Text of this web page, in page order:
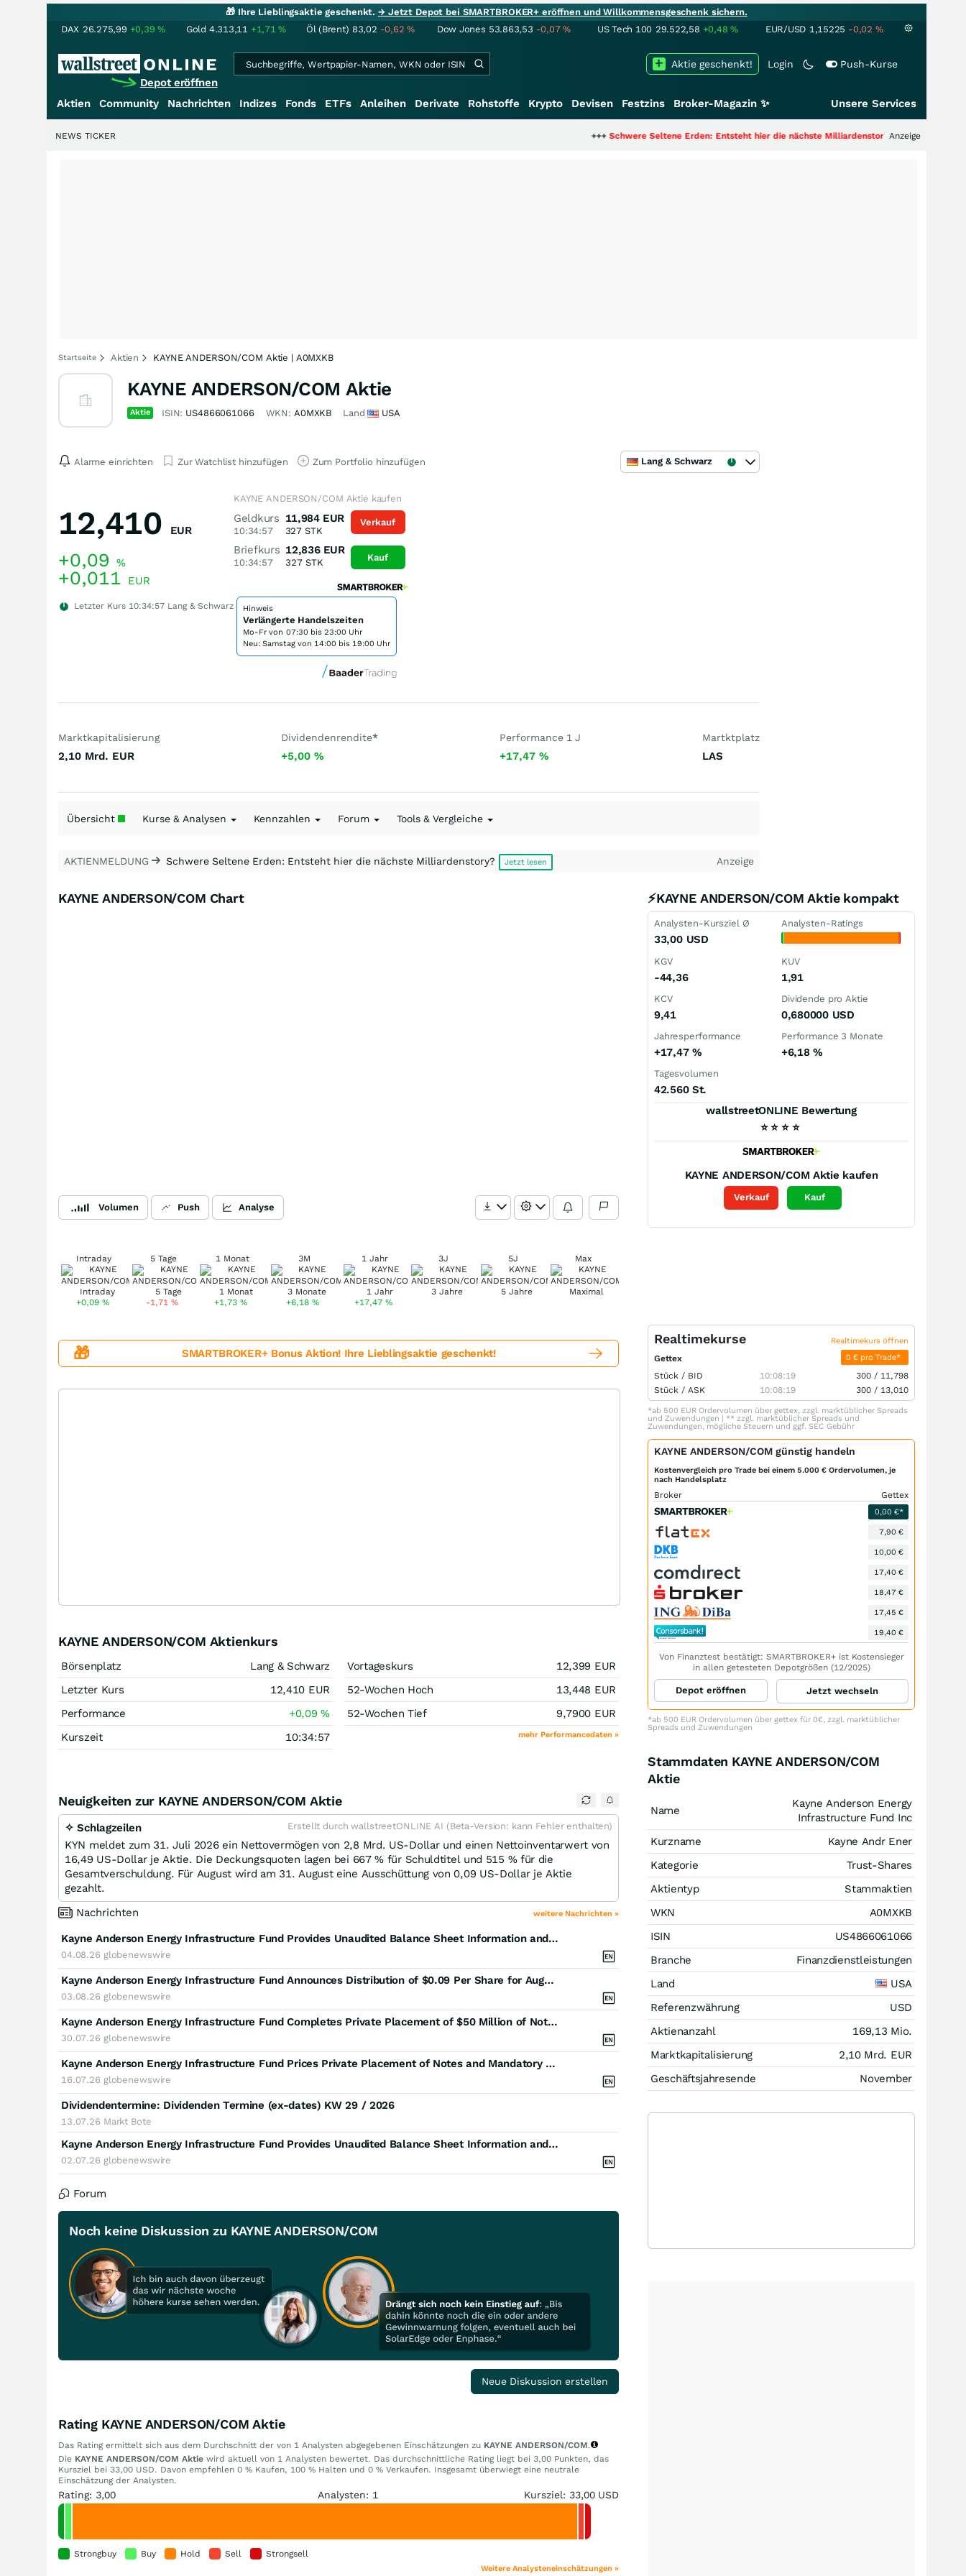
🎁 Ihre Lieblingsaktie geschenkt.→ Jetzt Depot bei SMARTBROKER+ eröffnen und Willkommensgeschenk sichern.
DAX 26.275,99 +0,39% Gold 4.313,11 +1,71% Öl (Brent) 83,02 -0,62% Dow Jones 53.863,53 -0,07% US Tech 100 29.522,58 +0,48% EUR/USD 1,15225 -0,02 %
Depot eröffnen
Login Push-Kurse
Aktie geschenkt!
Aktien Community Nachrichten Indizes Fonds ETFs Anleihen Derivate Rohstoffe Krypto Devisen Festzins Broker-Magazin ✨ Unsere Services
Schwere Seltene Erden: Entsteht hier die nächste Milliardenstory?+++ Anzeige
NEWS TICKER
Startseite Aktien KAYNE ANDERSON/COM Aktie | A0MXKB
KAYNE ANDERSON/COM Aktie
Aktie ISIN: US4866061066 WKN: A0MXKB Land USA
Alarme einrichten Zur Watchlist hinzufügen Zum Portfolio hinzufügen Lang & Schwarz
12,410 EUR
+0,09 %
+0,011 EUR
Letzter Kurs 10:34:57 Lang & Schwarz
KAYNE ANDERSON/COM Aktie kaufen
Geldkurs
10:34:57
11,984 EUR
327 STK
Briefkurs
10:34:57
12,836 EUR
327STK
Verkauf
Kauf
Hinweis
Verlängerte Handelszeiten
Mo-Fr von 07:30 bis 23:00 Uhr
Neu: Samstag von 14:00 bis 19:00 Uhr
Marktkapitalisierung
2,10 Mrd. EUR
Dividendenrendite*
+5,00 %
Performance 1 J
+17,47 %
Martktplatz
LAS
Übersicht Kurse & Analysen Kennzahlen Forum Tools & Vergleiche
AKTIENMELDUNG Schwere Seltene Erden: Entsteht hier die nächste Milliardenstory? Jetzt lesen Anzeige
KAYNE ANDERSON/COM Chart
Volumen Push Analyse
Intraday
+0,09 %
5 Tage
-1,71 %
1 Monat
+1,73%
3M
+6,18%
1 Jahr
+17,47 %
3J 5J Max
⚡KAYNE ANDERSON/COM Aktie kompakt
Analysten-Kursziel Ø
33,00 USD
Analysten-Ratings
KGV
-44,36
KUV
1,91
KCV
9,41
Dividende pro Aktie
0,680000 USD
Jahresperformance
+17,47 %
Performance 3 Monate
+6,18%
Tagesvolumen
42.560 St.
wallstreetONLINE Bewertung
⭐ ⭐ ⭐ ⭐
KAYNE ANDERSON/COM Aktie kaufen
Verkauf Kauf
🎁 SMARTBROKER+ Bonus Aktion! Ihre Lieblingsaktie geschenkt!
KAYNE ANDERSON/COM Aktienkurs
Börsenplatz
Lang & Schwarz
Letzter Kurs
12,410 EUR
Performance
+0,09%
Kurszeit
10:34:57
Vortageskurs 12,399 EUR
52-Wochen Hoch
13,448 EUR
52-Wochen Tief
9,7900 EUR
mehr Performancedaten »
Neuigkeiten zur KAYNE ANDERSON/COM Aktie
✧ Schlagzeilen Erstellt durch wallstreetONLINE AI (Beta-Version: kann Fehler enthalten)
KYN meldet zum 31. Juli 2026 ein Nettovermögen von 2,8 Mrd. US-Dollar und einen Nettoinventarwert von
16,49 US-Dollar je Aktie. Die Deckungsquoten lagen bei 667 % für Schuldtitel und 515 % für die
Gesamtverschuldung. Für August wird am 31. August eine Ausschüttung von 0,09 US-Dollar je Aktie
gezahlt.
Nachrichten
weitere Nachrichten »
Kayne Anderson Energy Infrastructure Fund Provides Unaudited Balance Sheet Information and Announces Its Net Asset Value and Asset Coverage Ratios as of July 31, 2026
04.08.26 globenewswire
Kayne Anderson Energy Infrastructure Fund Announces Distribution of $0.09 Per Share for August 2026
03.08.26 globenewswire
Kayne Anderson Energy Infrastructure Fund Completes Private Placement of $50 Million of Notes
30.07.26 globenewswire
Kayne Anderson Energy Infrastructure Fund Prices Private Placement of Notes and Mandatory Redeemable Preferred Shares
16.07.26 globenewswire
Dividendentermine: Dividenden Termine (ex-dates) KW 29 / 2026
13.07.26 Markt Bote
Kayne Anderson Energy Infrastructure Fund Provides Unaudited Balance Sheet Information and Announces Its Net Asset Value and Asset Coverage Ratios as of June 30, 2026
02.07.26 globenewswire
Forum
Noch keine Diskussion zu KAYNE ANDERSON/COM
Neue Diskussion erstellen
Rating KAYNE ANDERSON/COM Aktie
Das Rating ermittelt sich aus dem Durchschnitt der von 1 Analysten abgegebenen Einschätzungen zu KAYNE ANDERSON/COM.
Die KAYNE ANDERSON/COM Aktie wird aktuell von 1 Analysten bewertet. Das durchschnittliche Rating liegt bei 3,00 Punkten, das
Kursziel bei 33,00 USD. Davon empfehlen 0 % Kaufen, 100 % Halten und 0 % Verkaufen. Insgesamt überwiegt eine neutrale
Einschätzung der Analysten.
Rating: 3,00 Analysten: 1 Kursziel: 33,00 USD
Strongbuy Buy Hold Sell Strongsell
Weitere Analysteneinschätzungen »
Realtimekurse Realtimekurs öffnen
Gettex 0 € pro Trade*
Stück / BID 10:08:19 300 / 11,798
Stück / ASK 10:08:19 300 / 13,010
*ab 500 EUR Ordervolumen über gettex, zzgl. marktüblicher Spreads
und Zuwendungen | ** zzgl. marktüblicher Spreads und
Zuwendungen, mögliche Steuern und ggf. SEC Gebühr
KAYNE ANDERSON/COM günstig handeln
Kostenvergleich pro Trade bei einem 5.000 € Ordervolumen, je
nach Handelsplatz
Broker Gettex
0,00 €*
7,90 €
10,00 €
17,40 €
18,47 €
17,45 €
19,40 €
Von Finanztest bestätigt: SMARTBROKER+ ist Kostensieger
in allen getesteten Depotgrößen (12/2025)
Depot eröffnen Jetzt wechseln
*ab 500 EUR Ordervolumen über gettex für 0€, zzgl. marktüblicher
Spreads und Zuwendungen
Stammdaten KAYNE ANDERSON/COM
Aktie
Name
Kayne Anderson Energy
Infrastructure Fund Inc
Kurzname
Kayne Andr Ener
Kategorie
Trust-Shares
Aktientyp
Stammaktien
WKN
A0MXKB
ISIN
US4866061066
Branche
Finanzdienstleistungen
Land
USA
Referenzwährung
USD
Aktienanzahl
169,13 Mio.
Marktkapitalisierung
2,10 Mrd. EUR
Geschäftsjahresende
November